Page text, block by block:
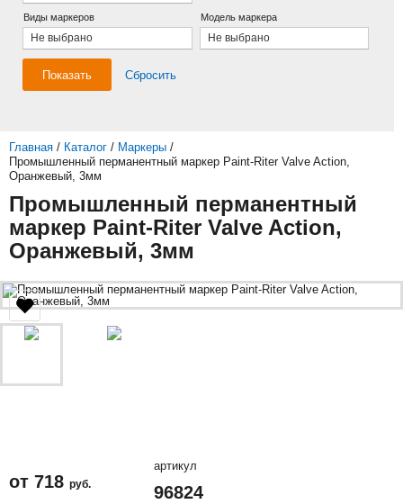
Виды маркеров
Не выбрано
Модель маркера
Не выбрано
Показать Сбросить
Главная / Каталог / Маркеры /
Промышленный перманентный маркер Paint-Riter Valve Action,
Оранжевый, 3мм
Промышленный перманентный
маркер Paint-Riter Valve Action,
Оранжевый, 3мм
от 718 руб.
артикул
96824